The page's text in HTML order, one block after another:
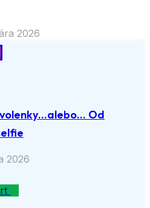
2026
Od
2026